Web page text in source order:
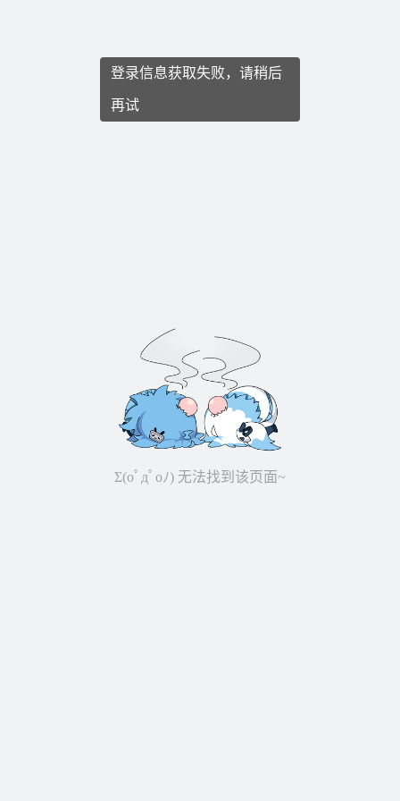
Σ(oﾟдﾟoﾉ) 无法找到该页面~
登录信息获取失败，请稍后
再试